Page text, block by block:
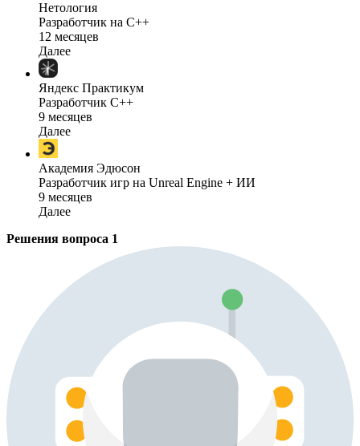
Нетология
Разработчик на C++
12 месяцев
Далее
Яндекс Практикум
Разработчик C++
9 месяцев
Далее
Академия Эдюсон
Разработчик игр на Unreal Engine + ИИ
9 месяцев
Далее
Решения вопроса 1